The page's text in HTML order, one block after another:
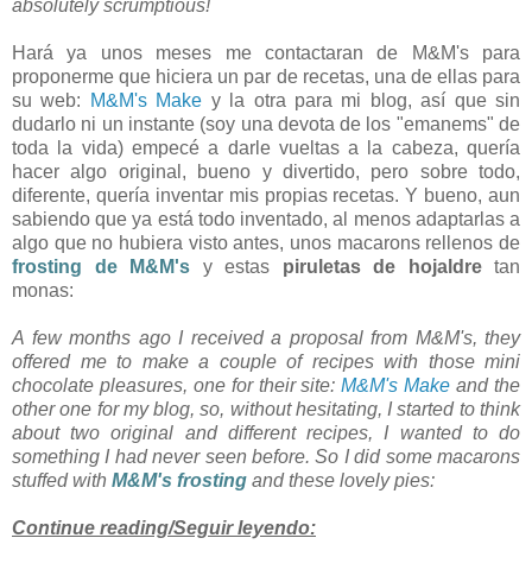
absolutely scrumptious!
Hará ya unos meses me contactaran de M&M's para
proponerme que hiciera un par de recetas, una de ellas para
su web:
M&M's Make y la otra para mi blog, así que sin
dudarlo ni un instante (soy una devota de los "emanems" de
toda la vida) empecé a darle vueltas a la cabeza, quería
hacer algo original, bueno y divertido, pero sobre todo,
diferente, quería inventar mis propias recetas. Y bueno, aun
sabiendo que ya está todo inventado, al menos adaptarlas a
algo que no hubiera visto antes, unos macarons rellenos de
frosting de M&M's y estas piruletas de hojaldretan
monas:
A few months ago I received a proposal from M&M's, they
offered me to make a couple of recipes with those mini
chocolate pleasures, one for their site:M&M's Make and the
other one for my blog, so, without hesitating, I started to think
about two original and different recipes, I wanted to do
something I had never seen before. So I did some macarons
stuffed with M&M's frosting and these lovely pies:
Continue reading/Seguir leyendo: